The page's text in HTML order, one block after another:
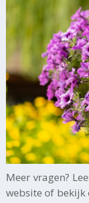
Meer vragen?
website of bekijk